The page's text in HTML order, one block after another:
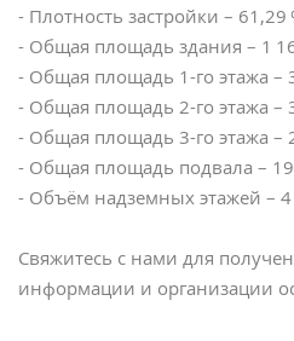
- Плотность застройки – 61,29
- Общая площадь здания – 1
- Общая площадь 1-го этажа –
- Общая площадь 2-го этажа –
- Общая площадь 3-го этажа –
- Общая площадь подвала –
- Объём надземных этажей – 4
Свяжитесь с нами для
информации и организации